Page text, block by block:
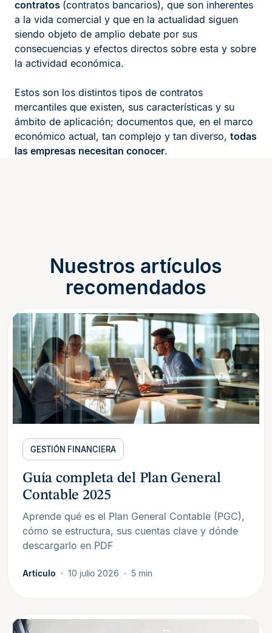
contratos (contratos bancarios), que son inherentes
a la vida comercial y que en la actualidad siguen
siendo objeto de amplio debate por sus
consecuencias y efectos directos sobre esta y sobre
la actividad económica.
Estos son los distintos tipos de contratos
mercantiles que existen, sus características y su
ámbito de aplicación; documentos que, en el marco
económico actual, tan complejo y tan diverso, todas
las empresas necesitan conocer.
Nuestros artículos
recomendados
GESTIÓN FINANCIERA
Guía completa del Plan General
Contable 2025
Aprende qué es el Plan General Contable (PGC),
cómo se estructura, sus cuentas clave y dónde
descargarlo en PDF
Artículo 10 julio 2026 5 min